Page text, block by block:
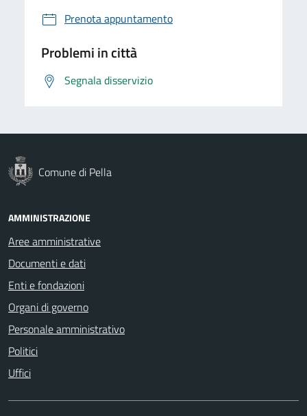
Prenota appuntamento
Problemi in città
Segnala disservizio
Comune di Pella
AMMINISTRAZIONE
Aree amministrative
Documenti e dati
Enti e fondazioni
Organi di governo
Personale amministrativo
Politici
Uffici